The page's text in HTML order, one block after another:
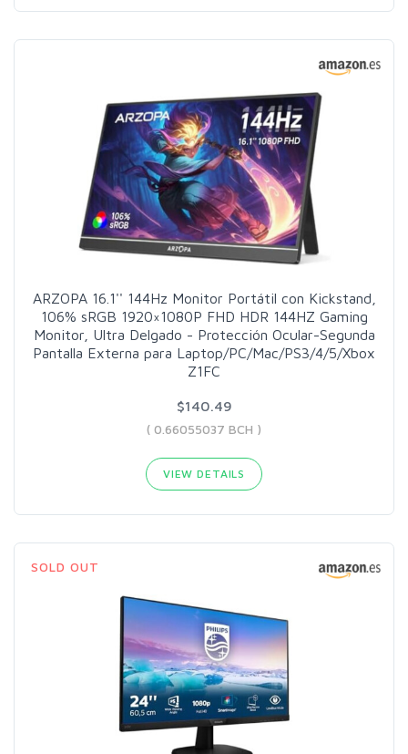
ARZOPA 16.1'' 144Hz Monitor Portátil con Kickstand,
106% sRGB 1920×1080P FHD HDR 144HZ Gaming
Monitor, Ultra Delgado - Protección Ocular-Segunda
Pantalla Externa para Laptop/PC/Mac/PS3/4/5/Xbox
Z1FC
$140.49
( 0.66055037 BCH )
VIEW DETAILS
SOLD OUT